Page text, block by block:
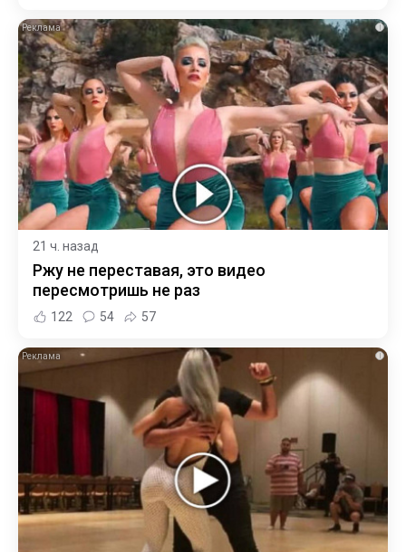
i
21 ч. назад
Ржу не переставая, это видео
пересмотришь не раз
122 54 57
i